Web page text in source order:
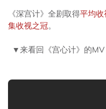
《深宫计》全剧取得平均
集收视之冠。
▼来看回《宫心计》的